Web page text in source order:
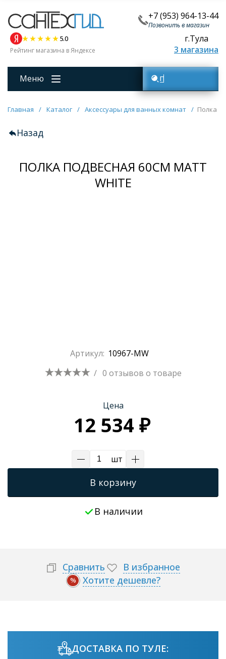
+7 (953) 964-13-44
Позвонить в магазин
5.0
Рейтинг магазина в Яндексе
г.Тула
3 магазина
Меню Поиск товаров
Главная / Каталог / Аксессуары для ванных комнат / Полка
Назад
ПОЛКА ПОДВЕСНАЯ 60СМ MATT
WHITE
Артикул: 10967-MW
/ 0 отзывов о товаре
Цена
12 534 ₽
шт
В корзину
В наличии
Сравнить В избранное
% Хотите дешевле?
ДОСТАВКА ПО ТУЛЕ: